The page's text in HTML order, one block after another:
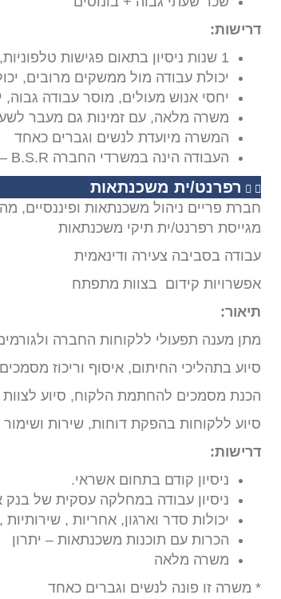
דרישות:
1 שנות ניסיון בתאום פגישות טלפוניות, בעבודה מול לקוחות ויכולת מכירתית גבוהה
יכולת עבודה מול ממשקים מרובים,
יחסי אנוש מעולים, מוסר עבודה
משרה מלאה, עם זמינות גם מעבר
המשרה מיועדת לנשים וגברים כאחד
העבודה הינה במשרדי החברה B.S.R – ליד קניון איילון
רפרנט/ית משכנתאות
חברת פריים ניהול משכנתאות ופיננסיים,
מגייסת רפרנט/ית תיקי משכנתאות
עבודה בסביבה צעירה ודינאמית
אפשרויות קידום בצוות מתפתח
תיאור:
מתן מענה תפעולי ללקוחות החברה
סיוע בתהליכי החיתום, איסוף וריכוז מסמכים
הכנת מסמכים להחתמת הלקוח, סיוע לצוות
סיוע ללקוחות בהפקת דוחות, שירות ושימור
דרישות:
ניסיון קודם בתחום אשראי.
ניסיון עבודה במחלקה עסקית של בנק
יכולות סדר וארגון, אחריות ,
הכרות עם תוכנות משכנתאות – יתרון
משרה מלאה
* משרה זו פונה לנשים וגברים כאחד